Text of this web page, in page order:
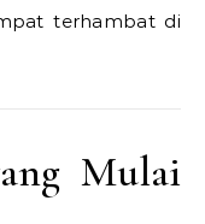
terhambat di
Mulai